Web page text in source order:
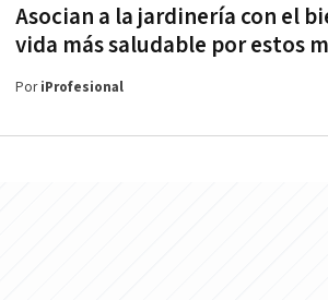
Asocian a la jardinería con el
vida más saludable por estos
PoriProfesional